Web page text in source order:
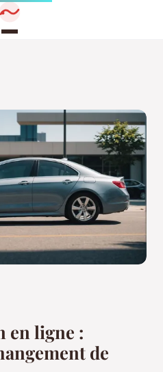
en ligne :
de